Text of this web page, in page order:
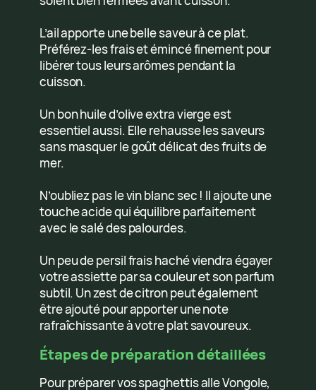
L’ail apporte une belle saveur à ce plat.
Préférez-les frais et émincé finement pour
libérer tous leurs arômes pendant la
cuisson.
Un bon huile d’olive extra vierge est
essentiel aussi. Elle rehausse les saveurs
sans masquer le goût délicat des fruits de
mer.
N’oubliez pas le vin blanc sec ! Il ajoute une
touche acide qui équilibre parfaitement
avec le salé des palourdes.
Un peu de persil frais haché viendra égayer
votre assiette par sa couleur et son parfum
subtil. Un zest de citron peut également
être ajouté pour apporter une note
rafraîchissante à votre plat savoureux.
Étapes de préparation détaillées
Pour préparer vos spaghettis alle Vongole,